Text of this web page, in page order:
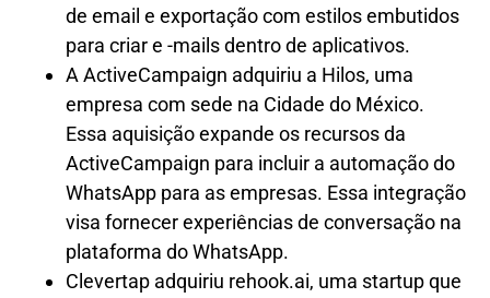
de email e exportação com estilos embutidos
para criar e -mails dentro de aplicativos.
A ActiveCampaign adquiriu a Hilos, uma
empresa com sede na Cidade do México.
Essa aquisição expande os recursos da
ActiveCampaign para incluir a automação do
WhatsApp para as empresas. Essa integração
visa fornecer experiências de conversação na
plataforma do WhatsApp.
Clevertap adquiriu rehook.ai, uma startup que